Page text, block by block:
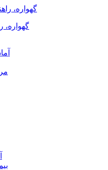
گهواره،